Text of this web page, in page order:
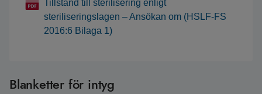
Tillstånd till sterilisering enligt
steriliseringslagen – Ansökan om (HSLF-FS
2016:6 Bilaga 1)
Blanketter för intyg